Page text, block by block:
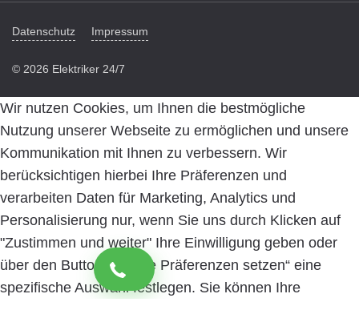
Datenschutz Impressum
© 2026 Elektriker 24/7
Wir nutzen Cookies, um Ihnen die bestmögliche
Nutzung unserer Webseite zu ermöglichen und unsere
Kommunikation mit Ihnen zu verbessern. Wir
berücksichtigen hierbei Ihre Präferenzen und
verarbeiten Daten für Marketing, Analytics und
Personalisierung nur, wenn Sie uns durch Klicken auf
"Zustimmen und weiter" Ihre Einwilligung geben oder
über den Button „Cookie Präferenzen setzen“ eine
spezifische Auswahl festlegen. Sie können Ihre